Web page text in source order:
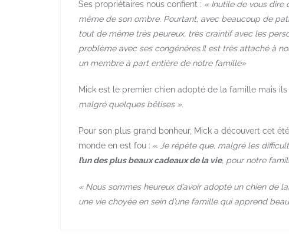
Ses propriétaires nous confient : « Inutile de vous dire
même de son ombre. Pourtant, avec beaucoup de
tout de même très peureux, très craintif avec les
problème avec ses congénères.Il est très attaché à
un membre à part entière de notre famille»
Mick est le premier chien adopté de la famille mais ils
malgré quelques bêtises ».
Pour son plus grand bonheur, Mick a découvert cet
monde en est fou : « Je répète que, malgré les
l’un des plus beaux cadeaux de la vie, pour notre
« Nous sommes heureux d’avoir adopté un chien de
une vie choyée en sein d’une famille qui apprend